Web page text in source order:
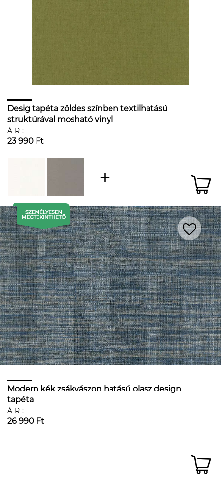
Desig tapéta zöldes színben textilhatású
struktúrával mosható vinyl
ÁR:
23 990 Ft
Modern kék zsákvászon hatású olasz design
tapéta
ÁR:
26 990 Ft